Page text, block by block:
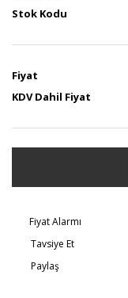
Stok Kodu
Fiyat
KDV Dahil Fiyat
Fiyat Alarmı
Tavsiye Et
Paylaş